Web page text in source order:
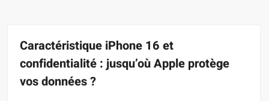
Caractéristique iPhone 16 et
confidentialité : jusqu’où Apple protège
vos données ?